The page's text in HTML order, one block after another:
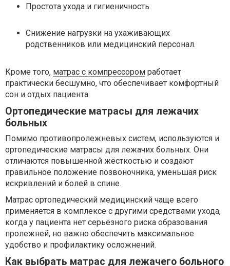
Простота ухода и гигиеничность.
Снижение нагрузки на ухаживающих
родственников или медицинский персонал.
Кроме того, матрас с компрессором работает
практически бесшумно, что обеспечивает комфортный
сон и отдых пациента.
Ортопедические матрасы для лежачих
больных
Помимо противопролежневых систем, используются и
ортопедические матрасы для лежачих больных. Они
отличаются повышенной жёсткостью и создают
правильное положение позвоночника, уменьшая риск
искривлений и болей в спине.
Матрас ортопедический медицинский чаще всего
применяется в комплексе с другими средствами ухода,
когда у пациента нет серьёзного риска образования
пролежней, но важно обеспечить максимальное
удобство и профилактику осложнений.
Как выбрать матрас для лежачего больного